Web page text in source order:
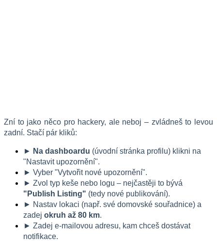
Zní to jako něco pro hackery, ale neboj – zvládneš to levou
zadní. Stačí pár kliků:
► Na dashboardu (úvodní stránka profilu) klikni na
"Nastavit upozornění".
► Vyber "Vytvořit nové upozornění".
"Publish Listing" (tedy nové publikování).
► Nastav lokaci (např. své domovské souřadnice) a
zadej okruh až 80 km.
► Zadej e-mailovou adresu, kam chceš dostávat
notifikace.